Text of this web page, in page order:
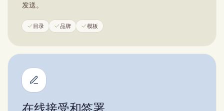
发送。
目录 品牌 模板